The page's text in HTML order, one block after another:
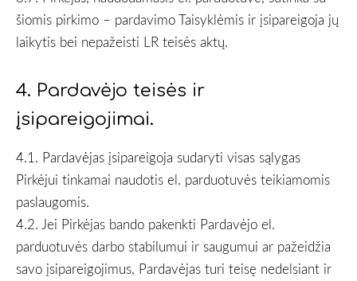
šiomis pirkimo – pardavimo Taisyklėmis ir įsipareigoja jų
laikytis bei nepažeisti LR teisės aktų.
4. Pardavėjo teisės ir
įsipareigojimai.
4.1. Pardavėjas įsipareigoja sudaryti visas sąlygas
Pirkėjui tinkamai naudotis el. parduotuvės teikiamomis
paslaugomis.
4.2. Jei Pirkėjas bando pakenkti Pardavėjo el.
parduotuvės darbo stabilumui ir saugumui ar pažeidžia
savo įsipareigojimus, Pardavėjas turi teisę nedelsiant ir